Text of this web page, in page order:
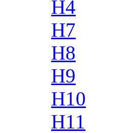
H4
H7
H8
H9
H10
H11